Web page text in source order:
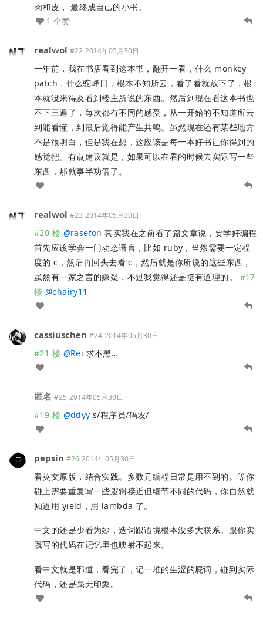
肉和皮， 最终成自己的小书。
1 个赞
realwol #22 2014年05月30日
一年前，我在书店看到这本书，翻开一看，什么 monkey
patch，什么驼峰日，根本不知所云，看了看就放下了，根
本就没来得及看到楼主所说的东西。然后到现在看这本书也
不下三遍了，每次都有不同的感受，从一开始的不知道所云
到能看懂，到最后觉得能产生共鸣。虽然现在还有某些地方
不是很明白，但是我在想，这应该是每一本好书让你得到的
感觉把。有点建议就是，如果可以在看的时候去实际写一些
东西，那就事半功倍了。
realwol #23 2014年05月30日
#20 楼 @rasefon 其实我在之前看了篇文章说，要学好编程
首先应该学会一门动态语言，比如 ruby，当然需要一定程
度的 c，然后再回头去看 c，然后就是你所说的这些东西，
虽然有一家之言的嫌疑，不过我觉得还是挺有道理的。 #17
楼 @chairy11
cassiuschen #24 2014年05月30日
#21 楼 @Rei 求不黑…
匿名 #25 2014年05月30日
#19 楼 @ddyy s/程序员/码农/
pepsin #26 2014年05月30日
看英文原版，结合实践。多数元编程日常是用不到的。等你
碰上需要重复写一些逻辑接近但细节不同的代码，你自然就
知道用 yield，用 lambda 了。
中文的还是少看为妙，造词跟语境根本没多大联系。跟你实
践写的代码在记忆里也映射不起来。
看中文就是邪道，看完了，记一堆的生涩的屁词，碰到实际
代码，还是毫无印象。